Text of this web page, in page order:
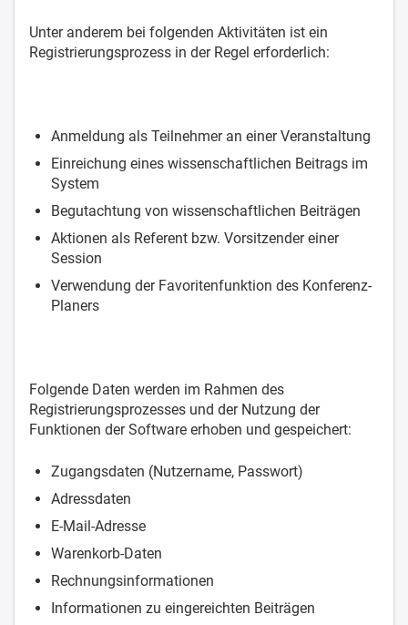
Unter anderem bei folgenden Aktivitäten ist ein
Registrierungsprozess in der Regel erforderlich:
Anmeldung als Teilnehmer an einer Veranstaltung
Einreichung eines wissenschaftlichen Beitrags im
System
Begutachtung von wissenschaftlichen Beiträgen
Aktionen als Referent bzw. Vorsitzender einer
Session
Verwendung der Favoritenfunktion des Konferenz-
Planers
Folgende Daten werden im Rahmen des
Registrierungsprozesses und der Nutzung der
Funktionen der Software erhoben und gespeichert:
Zugangsdaten (Nutzername, Passwort)
Adressdaten
E-Mail-Adresse
Warenkorb-Daten
Rechnungsinformationen
Informationen zu eingereichten Beiträgen